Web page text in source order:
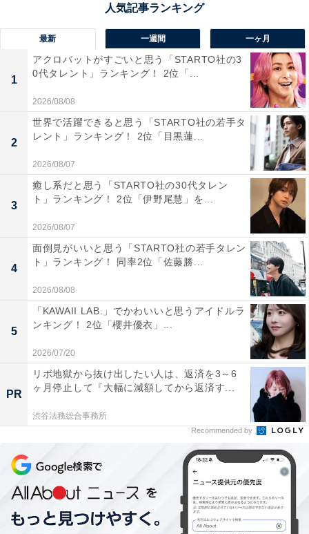
社」。2100年以上の歴史を持ち、『万葉集』にも登場す
る北陸屈指の古社です。大己貴命（おおなむちのみこ
と）と菊理媛神（くくりひめ）の縁結びの神様が二柱鎮
座することから強力な縁結びのパワースポットとして有
名。ほかにもさまざまな神様がまつられ、商売繁盛・五
穀豊穣・厄除け・学業成就など、多岐にわたるご利益で
知られています。境内には1年に1回、神職のみが入るこ
とが許される、約1万坪の原生林「入らずの森」が広が
り、神秘的で厳かな雰囲気に包まれます。
回答者からは、「縁結びの神社として有名で、お願い事
が叶ったという声が多いからです」（20代女性／神奈川
県）、「インターネット上で何度かご祈祷を依頼したこ
とがあるため」（30代女性／新潟県）、「古代から続く
由緒ある神社で、パワースポットとして有名だから」
（20代女性／神奈川県）、「気多大社には『入らずの
森』と呼ばれる神聖な場所があるそうなので行ってみた
い」（60代女性／滋賀県）などのコメントが寄せられま
した。
※回答者からのコメントは原文ママです
この記事の筆者：福島 ゆき プロフィール
アニメや漫画のレビュー、エンタメトピックスなどを中
心に、オールジャンルで執筆中のライター。時々、店舗
取材などのリポート記事も担当。All AboutおよびAll
最新 一週間 一ヶ月
1
アクロバットがすごいと思う「STARTO社の3
0代タレント」ランキング！ 2位「...
2026/08/08
2
世界で活躍できると思う「STARTO社の若手タ
レント」ランキング！ 2位「目黒蓮...
2026/08/07
3
癒し系だと思う「STARTO社の30代タレン
ト」ランキング！ 2位「伊野尾慧」を...
2026/08/07
4
面倒見がいいと思う「STARTO社の若手タレン
ト」ランキング！ 同率2位「佐藤勝...
2026/08/08
5
「KAWAII LAB.」でかわいいと思うアイドルラ
ンキング！ 2位「櫻井優衣」...
2026/07/20
PR
リボ地獄から抜け出したい人は、返済を3～6
ヶ月停止して『大幅に減額してから返済す...
渋谷法務総合事務所
Recommended by